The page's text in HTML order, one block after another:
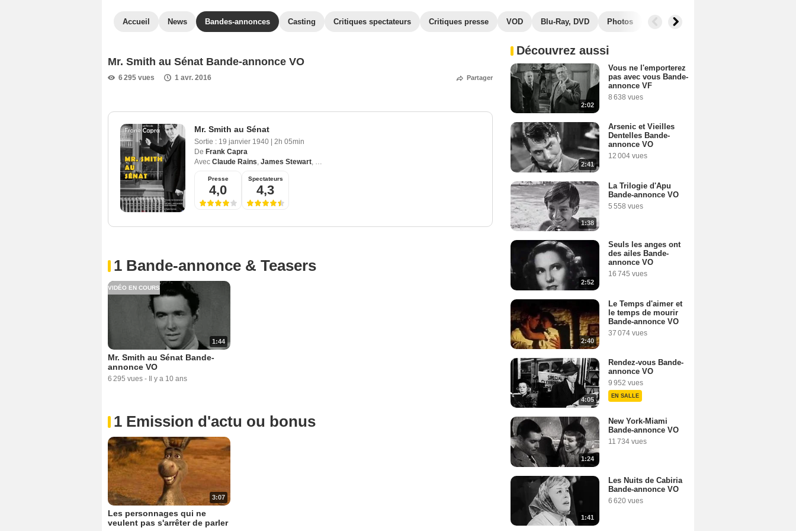
Accueil News Bandes-annonces Casting Critiques spectateurs Critiques presse VOD Blu-Ray, DVD Photos Secrets de tournage
Mr. Smith au Sénat Bande-annonce VO
6 295 vues 1 avr. 2016 Partager
Mr. Smith au Sénat
Sortie : 19 janvier 1940 | 2h 05min
De Frank Capra
Avec Claude Rains James Stewart
Presse
4,0
Spectateurs
4,3
1 Bande-annonce & Teasers
1:44
VIDÉO EN COURS
Mr. Smith au Sénat Bande-
annonce VO
6 295 vues - Il y a 10 ans
1 Emission d'actu ou bonus
3:07
Les personnages qui ne
veulent pas s'arrêter de parler
Découvrez aussi
2:02
Vous ne l'emporterez
pas avec vous Bande-
annonce VF
8 638 vues
2:41
Arsenic et Vieilles
Dentelles Bande-
annonce VO
12 004 vues
1:38
La Trilogie d'Apu
Bande-annonce VO
5 558 vues
2:52
Seuls les anges ont
des ailes Bande-
annonce VO
16 745 vues
2:40
Le Temps d'aimer et
le temps de mourir
Bande-annonce VO
37 074 vues
4:05
Rendez-vous Bande-
annonce VO
9 952 vues
EN SALLE
1:24
New York-Miami
Bande-annonce VO
11 734 vues
1:41
Les Nuits de Cabiria
Bande-annonce VO
6 620 vues